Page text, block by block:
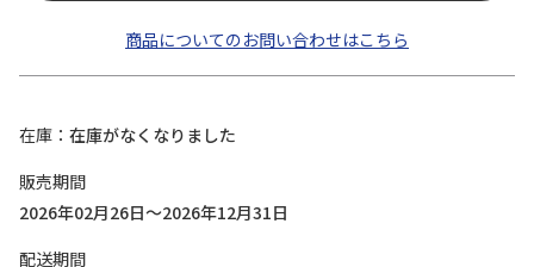
商品についてのお問い合わせはこちら
在庫
在庫がなくなりました
販売期間
2026年02月26日～2026年12月31日
配送期間